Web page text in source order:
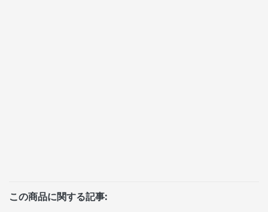
この商品に関する記事: